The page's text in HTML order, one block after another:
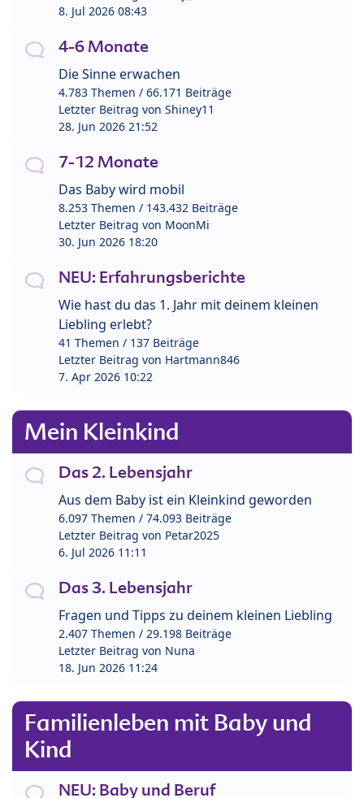
8. Jul 2026 08:43
4-6 Monate
Die Sinne erwachen
4.783 Themen / 66.171 Beiträge
Letzter Beitrag von Shiney11
28. Jun 2026 21:52
7-12 Monate
Das Baby wird mobil
8.253 Themen / 143.432 Beiträge
Letzter Beitrag von MoonMi
30. Jun 2026 18:20
NEU: Erfahrungsberichte
Wie hast du das 1. Jahr mit deinem kleinen
Liebling erlebt?
41 Themen / 137 Beiträge
Letzter Beitrag von Hartmann846
7. Apr 2026 10:22
Mein Kleinkind
Das 2. Lebensjahr
Aus dem Baby ist ein Kleinkind geworden
6.097 Themen / 74.093 Beiträge
Letzter Beitrag von Petar2025
6. Jul 2026 11:11
Das 3. Lebensjahr
Fragen und Tipps zu deinem kleinen Liebling
2.407 Themen / 29.198 Beiträge
Letzter Beitrag von Nuna
18. Jun 2026 11:24
Familienleben mit Baby und
Kind
NEU: Baby und Beruf